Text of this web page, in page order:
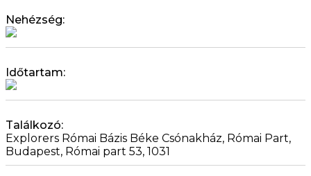
Nehézség:
Időtartam:
Találkozó:
Explorers Római Bázis Béke Csónakház, Római Part,
Budapest, Római part 53, 1031